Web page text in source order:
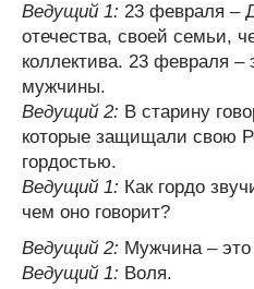
Ведущий 1: 23 февраля –
отечества, своей семьи,
коллектива. 23 февраля –
мужчины.
Ведущий 2: В старину
которые защищали свою
гордостью.
Ведущий 1: Как гордо
чем оно говорит?
Ведущий 2: Мужчина –
Ведущий 1: Воля.